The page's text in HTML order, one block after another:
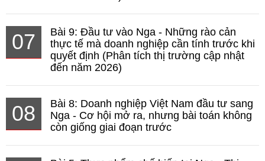
07
Bài 9: Đầu tư vào Nga - Những rào cản
thực tế mà doanh nghiệp cần tính trước khi
quyết định (Phân tích thị trường cập nhật
đến năm 2026)
08
Bài 8: Doanh nghiệp Việt Nam đầu tư sang
Nga - Cơ hội mở ra, nhưng bài toán không
còn giống giai đoạn trước